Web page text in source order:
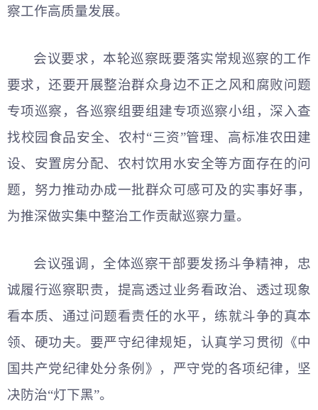
察工作高质量发展。
会议要求，本轮巡察既要落实常规巡察的工作
要求，还要开展整治群众身边不正之风和腐败问题
专项巡察，各巡察组要组建专项巡察小组，深入查
找校园食品安全、农村“三资”管理、高标准农田建
设、安置房分配、农村饮用水安全等方面存在的问
题，努力推动办成一批群众可感可及的实事好事，
为推深做实集中整治工作贡献巡察力量。
会议强调，全体巡察干部要发扬斗争精神，忠
诚履行巡察职责，提高透过业务看政治、透过现象
看本质、通过问题看责任的水平，练就斗争的真本
领、硬功夫。要严守纪律规矩，认真学习贯彻《中
国共产党纪律处分条例》，严守党的各项纪律，坚
决防治“灯下黑”。